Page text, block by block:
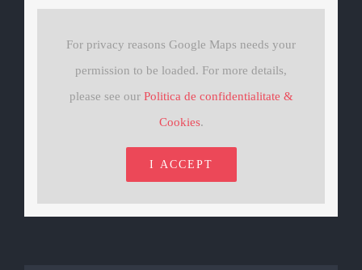
For privacy reasons Google Maps needs your
permission to be loaded. For more details,
please see our Politica de confidentialitate &
Cookies.
I ACCEPT